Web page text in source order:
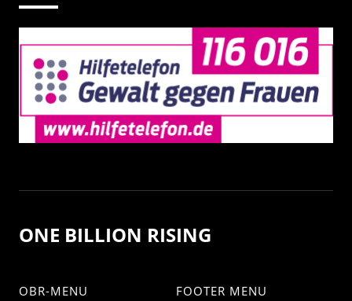
ONE BILLION RISING
OBR-MENU FOOTER MENU